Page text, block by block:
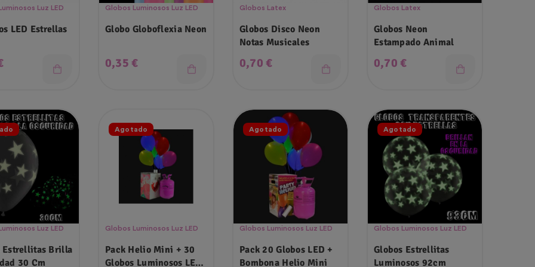
Luz LED
LED Estrellas
Globos Luminosos Luz LED
Globo Globoflexia Neon
Precio
0,35 €
Globos Latex
Globos Disco Neon
Notas Musicales
Precio
0,70 €
Globos Latex
Globos Neon
Estampado Animal
Precio
0,70 €
Luz LED
Estrellitas Brilla
Oscuridad 30 Cm
Agotado
Globos Luminosos Luz LED
Pack Helio Mini + 30
Globos Luminosos LED
Agotado
Globos Luminosos Luz LED
Pack 20 Globos LED +
Bombona Helio Mini
Agotado
Globos Luminosos Luz LED
Globos Estrellitas
Luminosos 92cm